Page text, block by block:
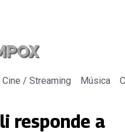
Cine / Streaming Música
responde a